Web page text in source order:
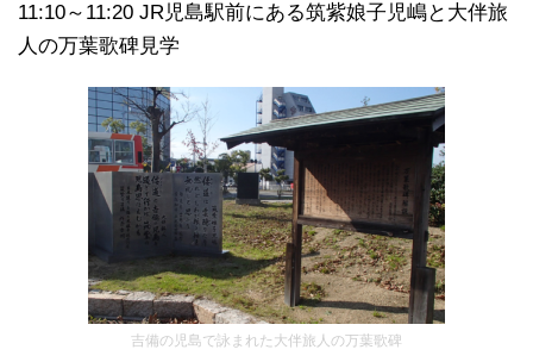
11:10～11:20 JR児島駅前にある筑紫娘子児嶋と大伴旅
人の万葉歌碑見学
吉備の児島で詠まれた大伴旅人の万葉歌碑